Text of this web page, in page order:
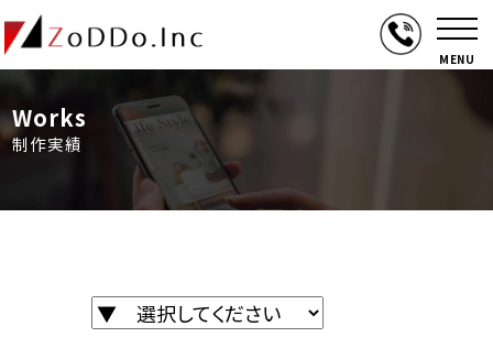
MENU
Works
制作実績